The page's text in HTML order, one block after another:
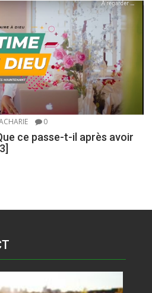
0
ce passe-t-il après avoir